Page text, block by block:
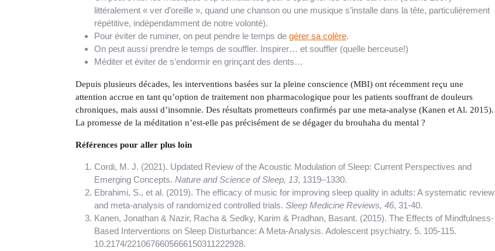
littéralement « ver d’oreille », quand une chanson ou une musique s’installe dans la tête, particulièrement
répétitive, indépendamment de notre volonté).
Pour éviter de ruminer, on peut pendre le temps de gérer sa colère.
On peut aussi prendre le temps de souffler. Inspirer… et souffler (quelle berceuse!)
Méditer et éviter de s’endormir en grinçant des dents…
Depuis plusieurs décades, les interventions basées sur la pleine conscience (MBI) ont récemment reçu une
attention accrue en tant qu’option de traitement non pharmacologique pour les patients souffrant de douleurs
chroniques, mais aussi d’insomnie. Des résultats prometteurs confirmés par une meta-analyse (Kanen et Al. 2015).
La promesse de la méditation n’est-elle pas précisément de se dégager du brouhaha du mental ?
Références pour aller plus loin
Cordi, M. J. (2021). Updated Review of the Acoustic Modulation of Sleep: Current Perspectives and
Emerging Concepts. Nature and Science of Sleep, 13, 1319–1330.
Ebrahimi, S., et al. (2019). The efficacy of music for improving sleep quality in adults: A systematic review
and meta-analysis of randomized controlled trials. Sleep Medicine Reviews, 46, 31-40.
Kanen, Jonathan & Nazir, Racha & Sedky, Karim & Pradhan, Basant. (2015). The Effects of Mindfulness-
Based Interventions on Sleep Disturbance: A Meta-Analysis. Adolescent psychiatry. 5. 105-115.
10.2174/2210676605666150311222928.